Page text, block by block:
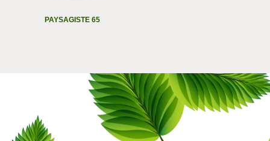
PAYSAGISTE 65